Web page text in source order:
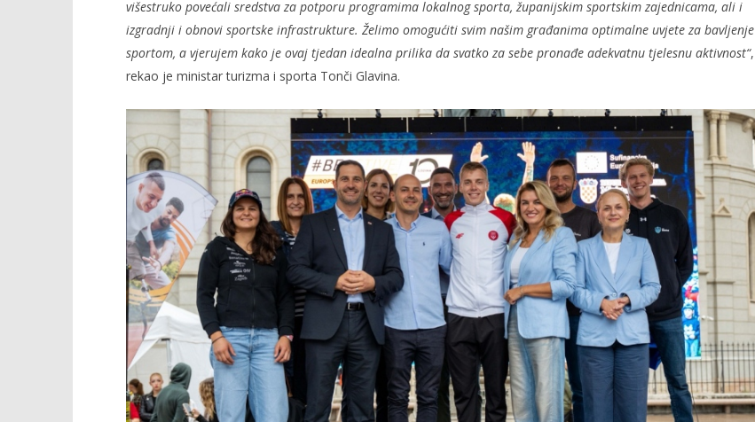
višestruko povećali sredstva za potporu programima lokalnog sporta, županijskim sportskim zajednicama, ali i
izgradnji i obnovi sportske infrastrukture. Želimo omogućiti svim našim građanima optimalne uvjete za bavljenje
sportom, a vjerujem kako je ovaj tjedan idealna prilika da svatko za sebe pronađe adekvatnu tjelesnu aktivnost“,
rekao je ministar turizma i sporta Tonči Glavina.